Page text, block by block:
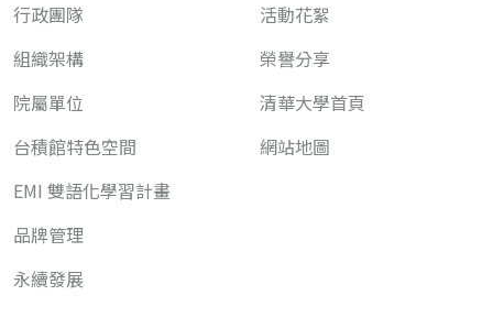
行政團隊
組織架構
院屬單位
台積館特色空間
EMI 雙語化學習計畫
品牌管理
永續發展
活動花絮
榮譽分享
清華大學首頁
網站地圖